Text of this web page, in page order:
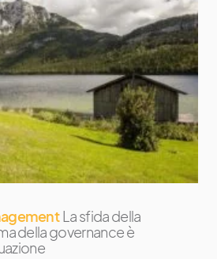
La sfida della
della governance è